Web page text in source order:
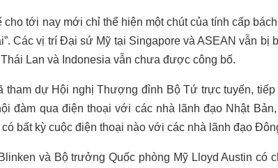
cho tới nay mới chỉ thể hiện một chút của tính cấp
Các vị trí Đại sứ Mỹ tại Singapore và ASEAN vẫn bị
Lan và Indonesia vẫn chưa được công bố.
tham dự Hội nghị Thượng đỉnh Bộ Tứ trực tuyến,
đàm qua điện thoại với các nhà lãnh đạo Nhật
bất kỳ cuộc điện thoại nào với các nhà lãnh đạo
và Bộ trưởng Quốc phòng Mỹ Lloyd Austin có